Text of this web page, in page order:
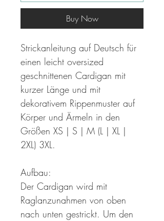
Buy Now
Strickanleitung auf Deutsch für
einen leicht oversized
geschnittenen Cardigan mit
kurzer Länge und mit
dekorativem Rippenmuster auf
Körper und Ärmeln in den
Größen XS | S | M (L | XL |
2XL) 3XL.
Aufbau:
Der Cardigan wird mit
Raglanzunahmen von oben
nach unten gestrickt. Um den